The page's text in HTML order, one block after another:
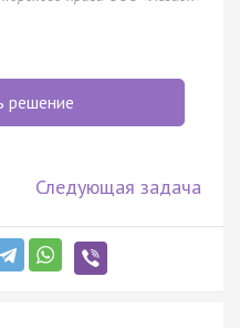
решение
Следующая задача